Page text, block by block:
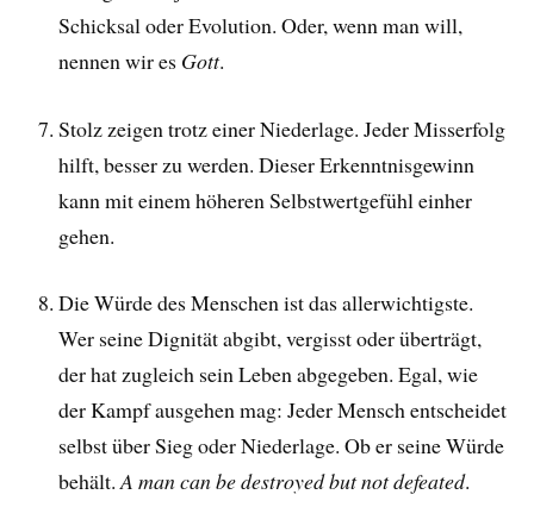
Schicksal oder Evolution. Oder, wenn man will,
nennen wir es Gott.
Stolz zeigen trotz einer Niederlage. Jeder Misserfolg
hilft, besser zu werden. Dieser Erkenntnisgewinn
kann mit einem höheren Selbstwertgefühl einher
gehen.
Die Würde des Menschen ist das allerwichtigste.
Wer seine Dignität abgibt, vergisst oder überträgt,
der hat zugleich sein Leben abgegeben. Egal, wie
der Kampf ausgehen mag: Jeder Mensch entscheidet
selbst über Sieg oder Niederlage. Ob er seine Würde
behält.A man can be destroyed but not defeated.